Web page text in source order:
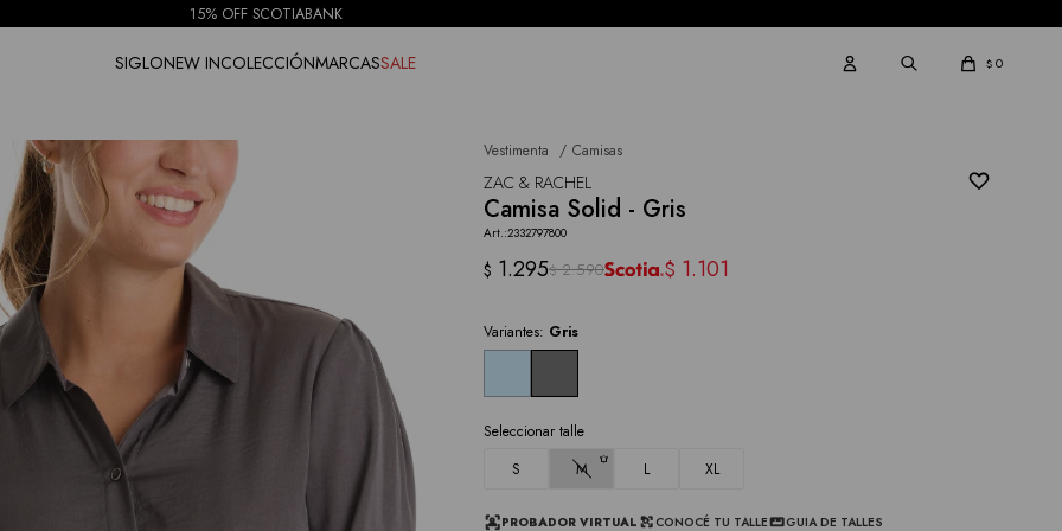
15% OFF SCOTIABANK
SIGLONEW INCOLECCIÓNMARCASSALE $ 0
Vestimenta Camisas
ZAC & RACHEL
Camisa Solid - Gris
2332797800
$ 1.295$ 2.590 $ 1.101
Variantes: Gris
Seleccionar talle
S
M L XL
PROBADOR VIRTUAL CONOCÉ TU TALLE GUIA DE TALLES
NOTIFICARME